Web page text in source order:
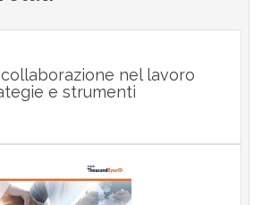
nel lavoro
e strumenti